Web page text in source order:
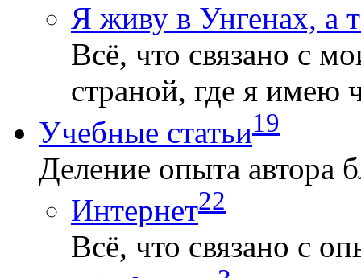
Я живу в Унгенах, а
Всё, что связано с
страной, где я имею
Учебные статьи19
Деление опыта автора
Интернет22
Всё, что связано с